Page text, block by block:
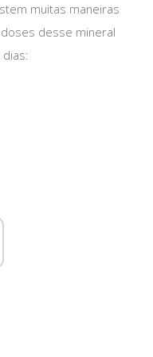
muitas maneiras
desse mineral